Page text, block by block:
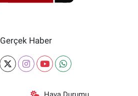
Gerçek Haber